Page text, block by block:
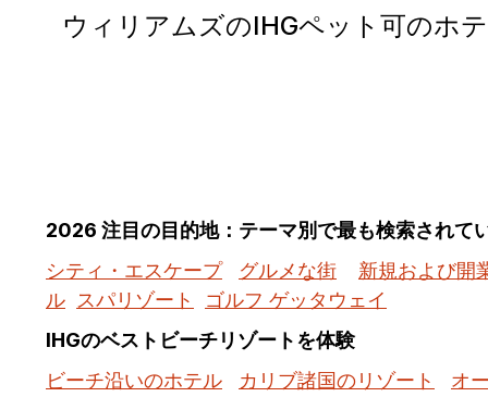
ウィリアムズのIHGペット可のホ
2026 注目の目的地：テーマ別で最も検索されて
シティ・エスケープ
グルメな街
新規および開
ル スパリゾート
ゴルフ ゲッタウェイ
IHGのベストビーチリゾートを体験
ビーチ沿いのホテル
カリブ諸国のリゾート
オ